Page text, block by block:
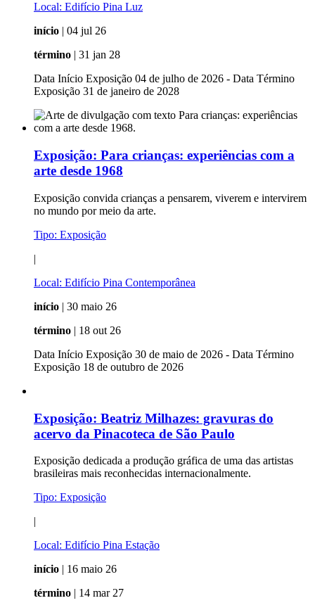
Local: Edifício Pina Luz
início | 04 jul 26
término | 31 jan 28
Data Início Exposição 04 de julho de 2026 - Data Término
Exposição 31 de janeiro de 2028
Exposição: Para crianças: experiências com a
arte desde 1968
Exposição convida crianças a pensarem, viverem e intervirem
no mundo por meio da arte.
Tipo: Exposição
|
Local: Edifício Pina Contemporânea
início | 30 maio 26
término | 18 out 26
Data Início Exposição 30 de maio de 2026 - Data Término
Exposição 18 de outubro de 2026
Exposição: Beatriz Milhazes: gravuras do
acervo da Pinacoteca de São Paulo
Exposição dedicada a produção gráfica de uma das artistas
brasileiras mais reconhecidas internacionalmente.
Tipo: Exposição
|
Local: Edifício Pina Estação
início | 16 maio 26
término | 14 mar 27